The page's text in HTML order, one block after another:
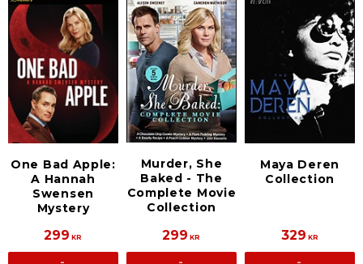
One Bad Apple:
A Hannah
Swensen
Mystery
299 KR
Murder, She
Baked - The
Complete Movie
Collection
299 KR
Maya Deren
Collection
329 KR